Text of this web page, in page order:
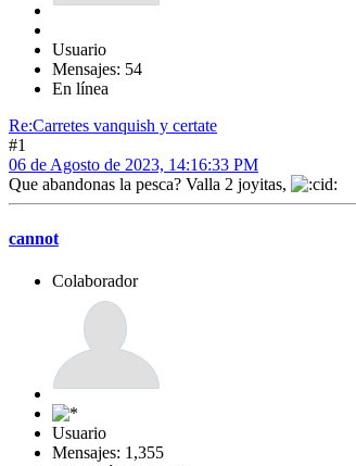
Usuario
Mensajes: 54
En línea
Re:Carretes vanquish y certate
#1
06 de Agosto de 2023, 14:16:33 PM
Que abandonas la pesca? Valla 2 joyitas,
cannot
Colaborador
Usuario
Mensajes: 1,355